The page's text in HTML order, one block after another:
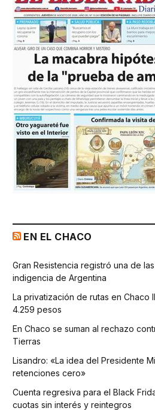
EN EL CHACO
Gran Resistencia registró una de
indigencia de Argentina
La privatización de rutas en Chaco
4.259 pesos
En Chaco se suman al rechazo
Tierras
Lisandro: «La idea del Presidente
retenciones cero»
Cuenta regresiva para el Black
cuotas sin interés y reintegros